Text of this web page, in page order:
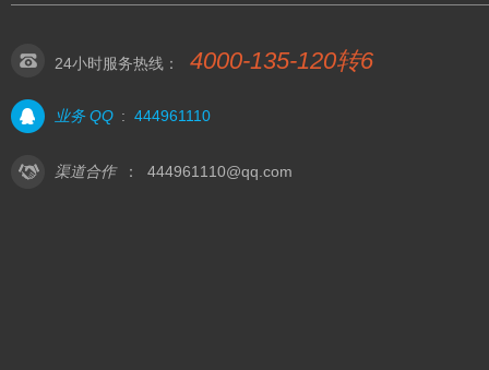
24小时服务热线： 4000-135-120转6
业务 QQ : 444961110
渠道合作 ： 444961110@qq.com